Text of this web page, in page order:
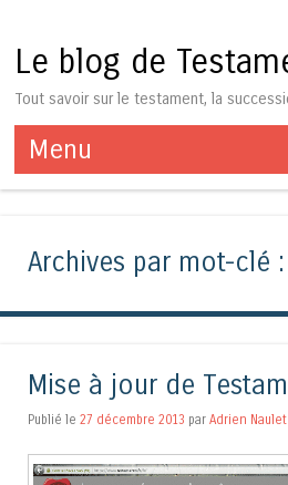
Le blog de
Tout savoir sur le testament, la
Menu
Aller au contenu
Archives par mot-clé :
Mise à jour de
Publié le 27 décembre 2013 par Adrien Naulet